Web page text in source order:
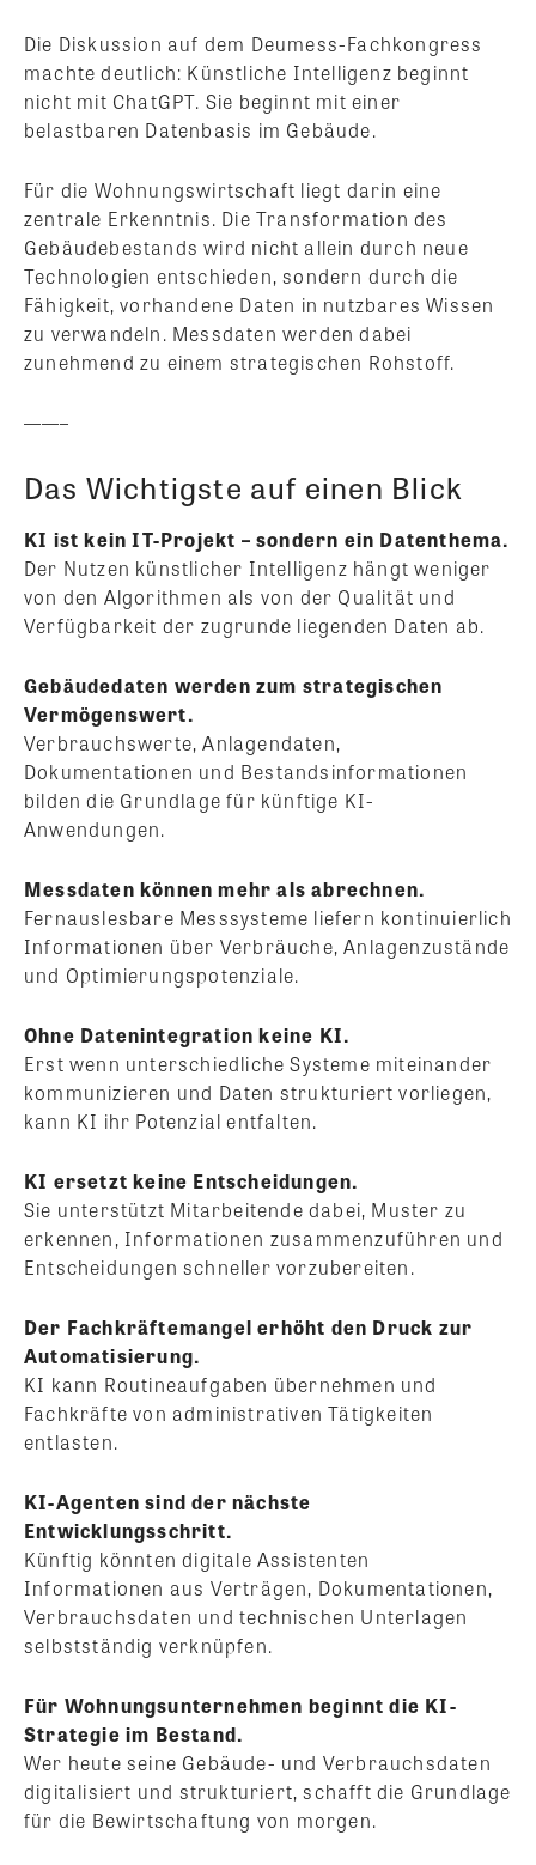
Die Diskussion auf dem Deumess-Fachkongress
machte deutlich: Künstliche Intelligenz beginnt
nicht mit ChatGPT. Sie beginnt mit einer
belastbaren Datenbasis im Gebäude.
Für die Wohnungswirtschaft liegt darin eine
zentrale Erkenntnis. Die Transformation des
Gebäudebestands wird nicht allein durch neue
Technologien entschieden, sondern durch die
Fähigkeit, vorhandene Daten in nutzbares Wissen
zu verwandeln. Messdaten werden dabei
zunehmend zu einem strategischen Rohstoff.
——–
Das Wichtigste auf einen Blick
KI ist kein IT-Projekt – sondern ein Datenthema.
Der Nutzen künstlicher Intelligenz hängt weniger
von den Algorithmen als von der Qualität und
Verfügbarkeit der zugrunde liegenden Daten ab.
Gebäudedaten werden zum strategischen
Vermögenswert.
Verbrauchswerte, Anlagendaten,
Dokumentationen und Bestandsinformationen
bilden die Grundlage für künftige KI-
Anwendungen.
Messdaten können mehr als abrechnen.
Fernauslesbare Messsysteme liefern kontinuierlich
Informationen über Verbräuche, Anlagenzustände
und Optimierungspotenziale.
Ohne Datenintegration keine KI.
Erst wenn unterschiedliche Systeme miteinander
kommunizieren und Daten strukturiert vorliegen,
kann KI ihr Potenzial entfalten.
KI ersetzt keine Entscheidungen.
Sie unterstützt Mitarbeitende dabei, Muster zu
erkennen, Informationen zusammenzuführen und
Entscheidungen schneller vorzubereiten.
Der Fachkräftemangel erhöht den Druck zur
Automatisierung.
KI kann Routineaufgaben übernehmen und
Fachkräfte von administrativen Tätigkeiten
entlasten.
KI-Agenten sind der nächste
Entwicklungsschritt.
Künftig könnten digitale Assistenten
Informationen aus Verträgen, Dokumentationen,
Verbrauchsdaten und technischen Unterlagen
selbstständig verknüpfen.
Für Wohnungsunternehmen beginnt die KI-
Strategie im Bestand.
Wer heute seine Gebäude- und Verbrauchsdaten
digitalisiert und strukturiert, schafft die Grundlage
für die Bewirtschaftung von morgen.